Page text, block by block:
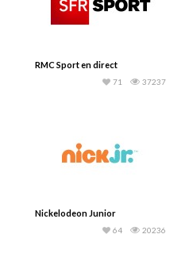
RMC Sport en direct
37237
71
Nickelodeon Junior
20236
64